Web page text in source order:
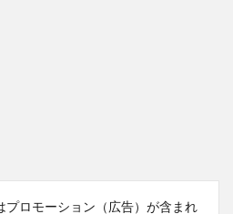
プロモーション（広告）が含まれ